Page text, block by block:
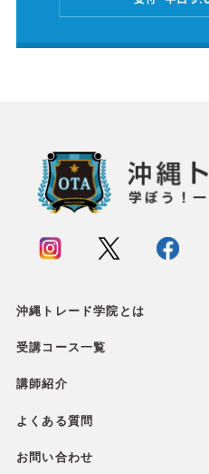
沖縄トレード学院とは
受講コース一覧
講師紹介
よくある質問
お問い合わせ